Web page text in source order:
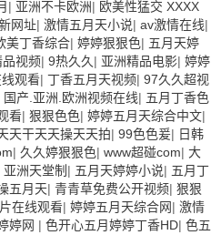
| 亚洲不卡欧洲| 欧美性猛交 XXXX
网址| 激情五月天小说| av激情在线|
美丁香综合| 婷婷狠狠色| 五月天婷
视频| 9热久久 | 亚洲精品电影| 婷婷
观看| 丁香五月天视频| 97久久超视
国产.亚洲.欧洲视频在线| 五月丁香色
看| 狠狠色色| 婷婷五月天综合中文|
天干天天操天天拍| 99色色爰| 日韩
| 久久婷狠狠色| www超碰com| 大
亚洲天堂制 | 五月天婷婷小说| 五月丁
五月天| 青青草免费公开视频| 狠狠
在线观看| 婷婷五月天综合网| 激情
婷网 | 色开心五月婷婷丁香HD| 色五